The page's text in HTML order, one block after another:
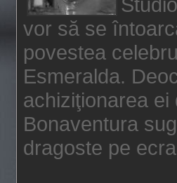
vor să se
povestea
Esmeralda.
achiziţionarea
Bonaventura
dragoste pe